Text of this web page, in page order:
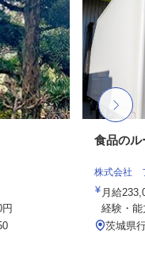
円
食品のル
株式会社
月給
経験・
茨城県